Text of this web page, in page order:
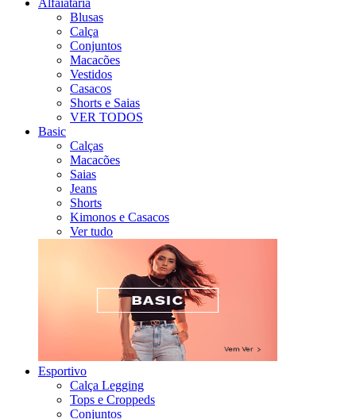
Alfaiataria
Blusas
Calça
Conjuntos
Macacões
Vestidos
Casacos
Shorts e Saias
VER TODOS
Basic
Calças
Macacões
Saias
Jeans
Shorts
Kimonos e Casacos
Ver tudo
Esportivo
Calça Legging
Tops e Croppeds
Conjuntos